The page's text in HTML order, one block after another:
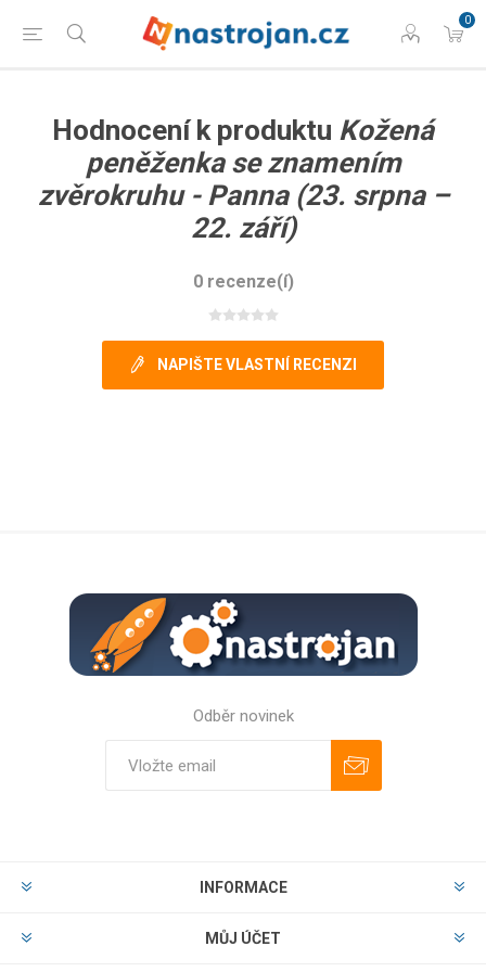
0
Hodnocení k produktu Kožená
peněženka se znamením
zvěrokruhu - Panna (23. srpna –
22. září)
0 recenze(í)
NAPIŠTE VLASTNÍ RECENZI
Odběr novinek
INFORMACE
MŮJ ÚČET